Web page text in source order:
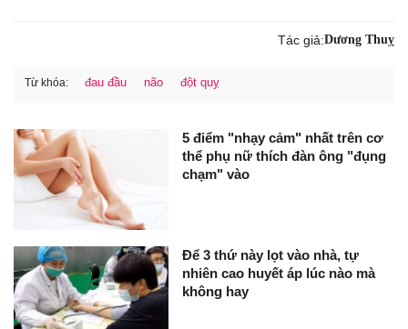
Tác giả:Dương Thuỵ
Từ khóa: đau đầu não đột quỵ
5 điểm "nhạy cảm" nhất trên cơ
thể phụ nữ thích đàn ông "đụng
chạm" vào
Để 3 thứ này lọt vào nhà, tự
nhiên cao huyết áp lúc nào mà
không hay